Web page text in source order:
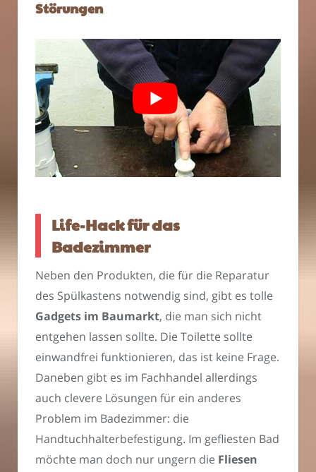
Störungen
Life-Hack für das
Badezimmer
Neben den Produkten, die für die Reparatur
des Spülkastens notwendig sind, gibt es tolle
Gadgets im Baumarkt, die man sich nicht
entgehen lassen sollte. Die Toilette sollte
einwandfrei funktionieren, das ist keine Frage.
Daneben gibt es im Fachhandel allerdings
auch clevere Lösungen für ein anderes
Problem im Badezimmer: die
Handtuchhalterbefestigung. Im gefliesten Bad
möchte man doch nur ungern die Fliesen